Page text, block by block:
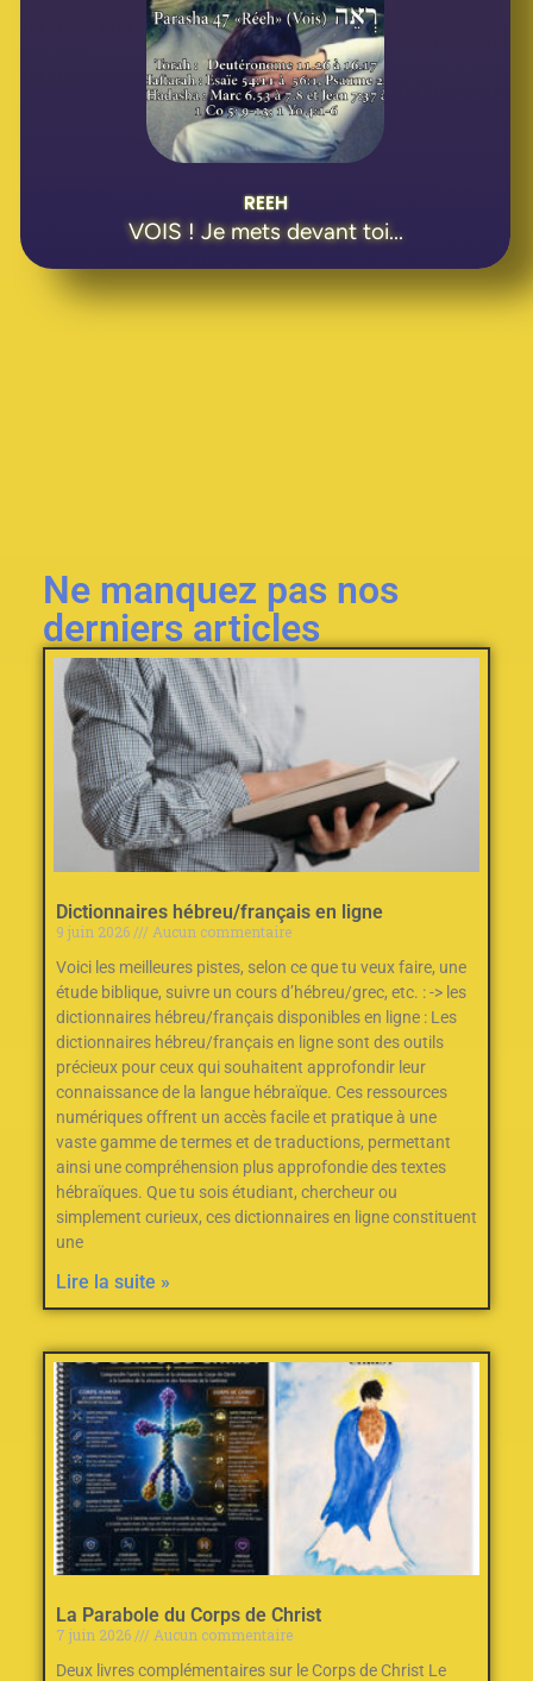
REEH
VOIS ! Je mets devant toi...
Ne manquez pas nos
derniers articles
Dictionnaires hébreu/français en ligne
9 juin 2026
Aucun commentaire
Voici les meilleures pistes, selon ce que tu veux faire, une
étude biblique, suivre un cours d’hébreu/grec, etc. : -> les
dictionnaires hébreu/français disponibles en ligne : Les
dictionnaires hébreu/français en ligne sont des outils
précieux pour ceux qui souhaitent approfondir leur
connaissance de la langue hébraïque. Ces ressources
numériques offrent un accès facile et pratique à une
vaste gamme de termes et de traductions, permettant
ainsi une compréhension plus approfondie des textes
hébraïques. Que tu sois étudiant, chercheur ou
simplement curieux, ces dictionnaires en ligne constituent
une
Lire la suite »
La Parabole du Corps de Christ
7 juin 2026
Aucun commentaire
Deux livres complémentaires sur le Corps de Christ Le